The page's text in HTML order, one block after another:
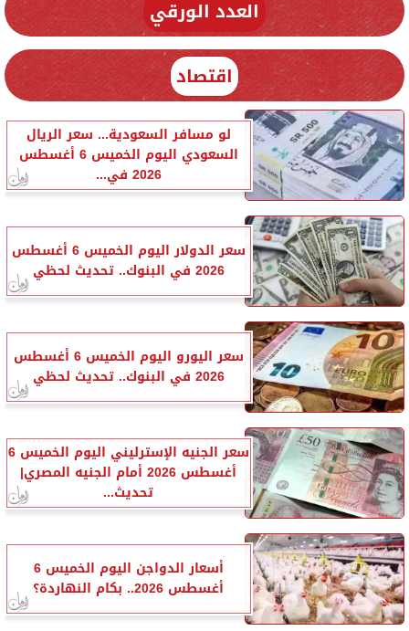
العدد الورقي
اقتصاد
لو مسافر السعودية... سعر الريال
السعودي اليوم الخميس 6 أغسطس
2026 في...
سعر الدولار اليوم الخميس 6 أغسطس
2026 في البنوك.. تحديث لحظي
سعر اليورو اليوم الخميس 6 أغسطس
2026 في البنوك.. تحديث لحظي
سعر الجنيه الإسترليني اليوم الخميس 6
أغسطس 2026 أمام الجنيه المصري|
تحديث...
أسعار الدواجن اليوم الخميس 6
أغسطس 2026.. بكام النهاردة؟